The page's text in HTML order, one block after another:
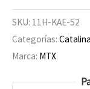
SKU: 11H-KAE-52
Categorías:
Marca: MTX